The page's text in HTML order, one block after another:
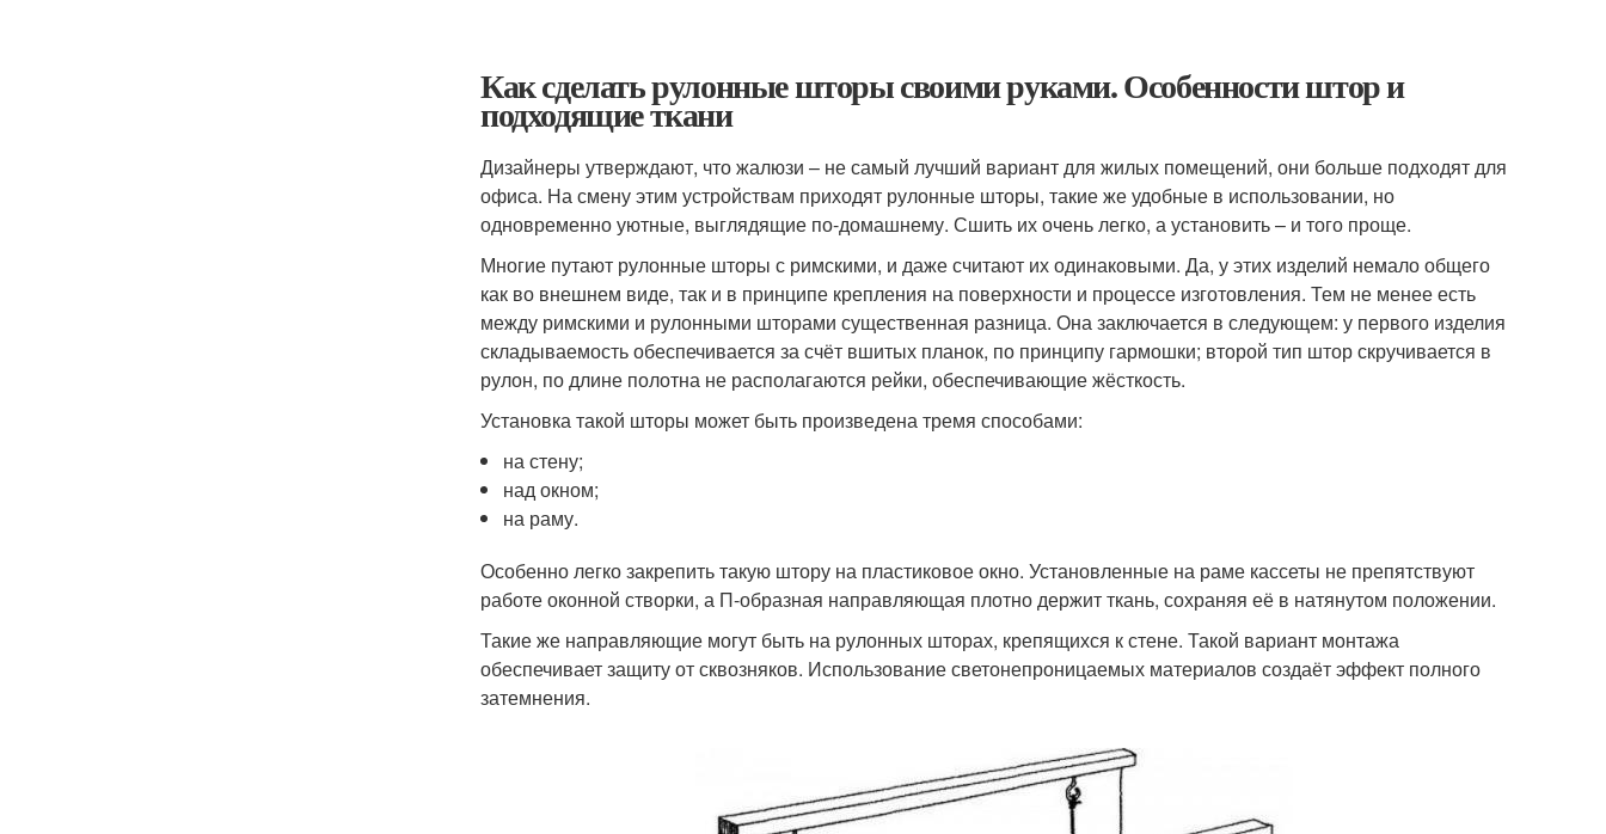
Как сделать рулонные шторы своими руками. Особенности штор и
подходящие ткани
Дизайнеры утверждают, что жалюзи – не самый лучший вариант для жилых помещений, они больше подходят для
офиса. На смену этим устройствам приходят рулонные шторы, такие же удобные в использовании, но
одновременно уютные, выглядящие по-домашнему. Сшить их очень легко, а установить – и того проще.
Многие путают рулонные шторы с римскими, и даже считают их одинаковыми. Да, у этих изделий немало общего
как во внешнем виде, так и в принципе крепления на поверхности и процессе изготовления. Тем не менее есть
между римскими и рулонными шторами существенная разница. Она заключается в следующем: у первого изделия
складываемость обеспечивается за счёт вшитых планок, по принципу гармошки; второй тип штор скручивается в
рулон, по длине полотна не располагаются рейки, обеспечивающие жёсткость.
Установка такой шторы может быть произведена тремя способами:
на стену;
над окном;
на раму.
Особенно легко закрепить такую штору на пластиковое окно. Установленные на раме кассеты не препятствуют
работе оконной створки, а П-образная направляющая плотно держит ткань, сохраняя её в натянутом положении.
Такие же направляющие могут быть на рулонных шторах, крепящихся к стене. Такой вариант монтажа
обеспечивает защиту от сквозняков. Использование светонепроницаемых материалов создаёт эффект полного
затемнения.